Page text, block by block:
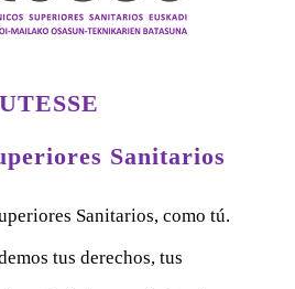
UTESSE
Sanitarios
Sanitarios, como tú.
tus derechos, tus